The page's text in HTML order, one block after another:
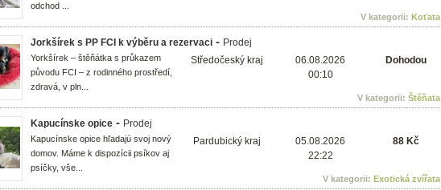
odchod ...
V kategorii: Koťata
Jorkšírek s PP FCI k výběru a rezervaci - Prodej
Yorkšírek – štěňátka s průkazem
původu FCI – z rodinného prostředí,
zdravá, v pln...
Dohodou
06.08.2026
00:10
Středočeský kraj
V kategorii: Štěňata
Kapucínske opice - Prodej
Kapucínske opice hľadajú svoj nový
domov. Máme k dispozícii psíkov aj
psíčky, vše...
88 Kč
05.08.2026
22:22
Pardubický kraj
V kategorii: Exotická zvířata